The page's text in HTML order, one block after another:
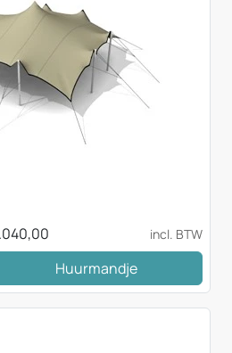
incl. BTW
Huurmandje